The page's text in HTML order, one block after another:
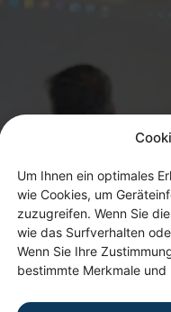
Um Ihnen ein optimales
wie Cookies, um
zuzugreifen. Wenn Sie
wie das Surfverhalten
Wenn Sie Ihre
bestimmte Merkmale